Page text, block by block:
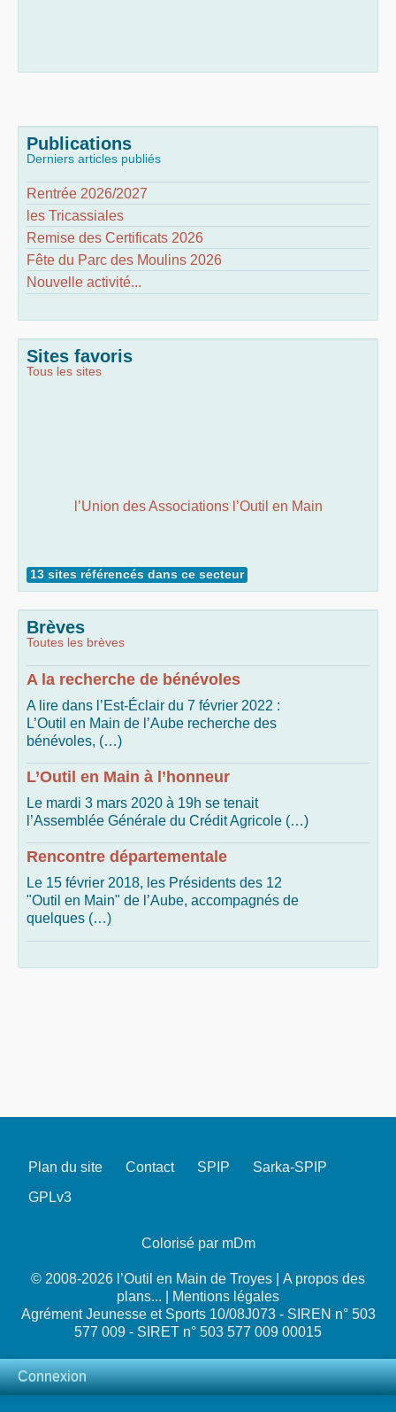
Publications
Derniers articles publiés
Rentrée 2026/2027
les Tricassiales
Remise des Certificats 2026
Fête du Parc des Moulins 2026
Nouvelle activité...
Sites favoris
Tous les sites
l’Union des Associations l’Outil en Main
13 sites référencés dans ce secteur
Brèves
Toutes les brèves
A la recherche de bénévoles
A lire dans l’Est-Éclair du 7 février 2022 :
L’Outil en Main de l’Aube recherche des
bénévoles, (…)
L’Outil en Main à l’honneur
Le mardi 3 mars 2020 à 19h se tenait
l’Assemblée Générale du Crédit Agricole (…)
Rencontre départementale
Le 15 février 2018, les Présidents des 12
"Outil en Main" de l’Aube, accompagnés de
quelques (…)
Plan du site Contact SPIP
Sarka-SPIP
GPLv3
Colorisé par mDm
© 2008-2026 l’Outil en Main de Troyes | A propos des
plans...
Mentions légales
Agrément Jeunesse et Sports 10/08J073 - SIREN n° 503
577 009 - SIRET n° 503 577 009 00015
Connexion